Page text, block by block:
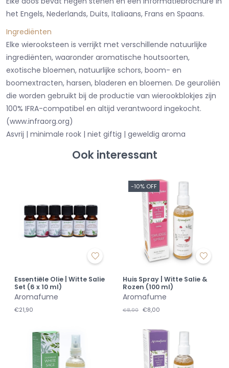
het Engels, Nederlands, Duits, Italiaans, Frans en Spaans.
Ingrediënten
Elke wierooksteen is verrijkt met verschillende natuurlijke
ingrediënten, waaronder aromatische houtsoorten,
exotische bloemen, natuurlijke schors, boom- en
boomextracten, harsen, bladeren en bloemen. De geuroliën
die worden gebruikt bij de productie van wierookblokjes zijn
100% IFRA-compatibel en altijd verantwoord ingekocht.
(www.infraorg.org)
Asvrij | minimale rook | niet giftig | geweldig aroma
Ook interessant
Essentiële Olie | Witte Salie
Set (6 x 10 ml)
Aromafume
€21,90
-10% OFF
Huis Spray | Witte Salie &
Rozen (100 ml)
Aromafume
€8,90 €8,00